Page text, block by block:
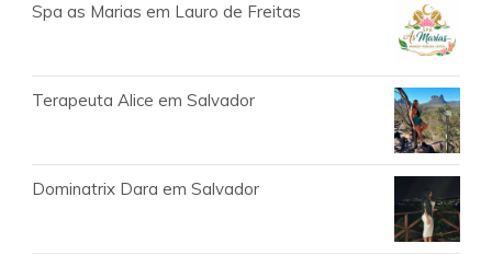
Spa as Marias em Lauro de Freitas
Terapeuta Alice em Salvador
Dominatrix Dara em Salvador